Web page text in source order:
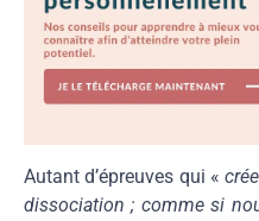
Autant d’épreuves qui «
dissociation ; comme si